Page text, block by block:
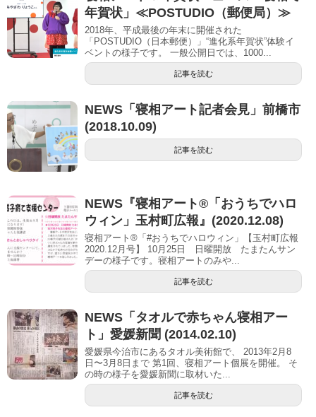
年賀状」≪POSTUDIO（郵便局）≫
2018年、平成最後の年末に開催された
「POSTUDIO（日本郵便）」“進化系年賀状”体験イ
ベントの様子です。 一般公開日では、1000...
記事を読む
NEWS「寝相アート記者会見」前橋市
(2018.10.09)
記事を読む
NEWS『寝相アート®「おうちでハロ
ウィン」玉村町広報』(2020.12.08)
寝相アート®「#おうちでハロウィン」【玉村町広報
2020.12月号】 10月25日 日曜開放 たまたんサン
デーの様子です。寝相アートのみや...
記事を読む
NEWS「タオルで赤ちゃん寝相アー
ト」愛媛新聞 (2014.02.10)
愛媛県今治市にあるタオル美術館で、 2013年2月8
日〜3月8日まで 第1回、寝相アート個展を開催。 そ
の時の様子を愛媛新聞に取材いた...
記事を読む